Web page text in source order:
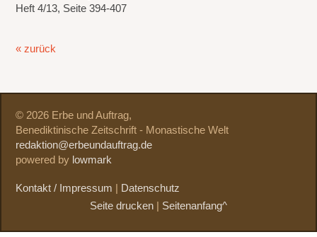
Heft 4/13, Seite 394-407
« zurück
© 2026 Erbe und Auftrag,
Benediktinische Zeitschrift - Monastische Welt
redaktion@erbeundauftrag.de
powered by lowmark
Kontakt / Impressum
Datenschutz
Seite drucken
Seitenanfang^